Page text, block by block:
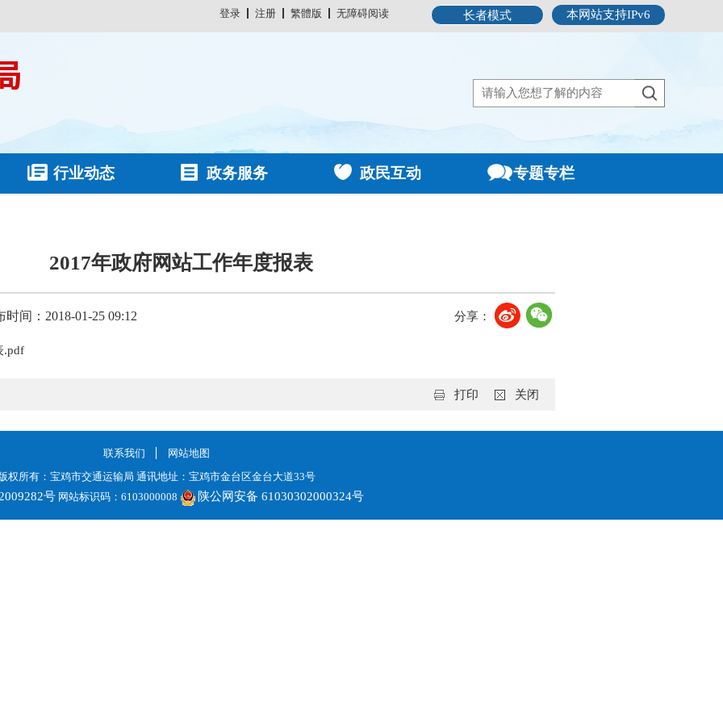
本网站支持IPv6
长者模式
登录 注册 繁體版 无障碍阅读
行业动态 政务服务 政民互动 专题专栏
2017年政府网站工作年度报表
时间：2018-01-25 09:12 分享：
.pdf
关闭
打印
联系我们
网站地图
权所有：宝鸡市交通运输局 通讯地址：宝鸡市金台区金台大道33号
号 网站标识码：6103000008 陕公网安备 61030302000324号